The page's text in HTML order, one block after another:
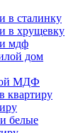
в сталинку
в хрущевку
мдф
дом
МДФ
квартиру
белые